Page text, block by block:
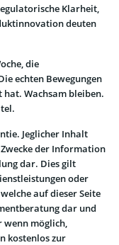
Klarheit,
deuten
die
echten Bewegungen
hat. Wachsam bleiben.
Jeglicher Inhalt
der Information
dar. Dies gilt
oder
auf dieser Seite
dar und
wenn möglich,
kostenlos zur